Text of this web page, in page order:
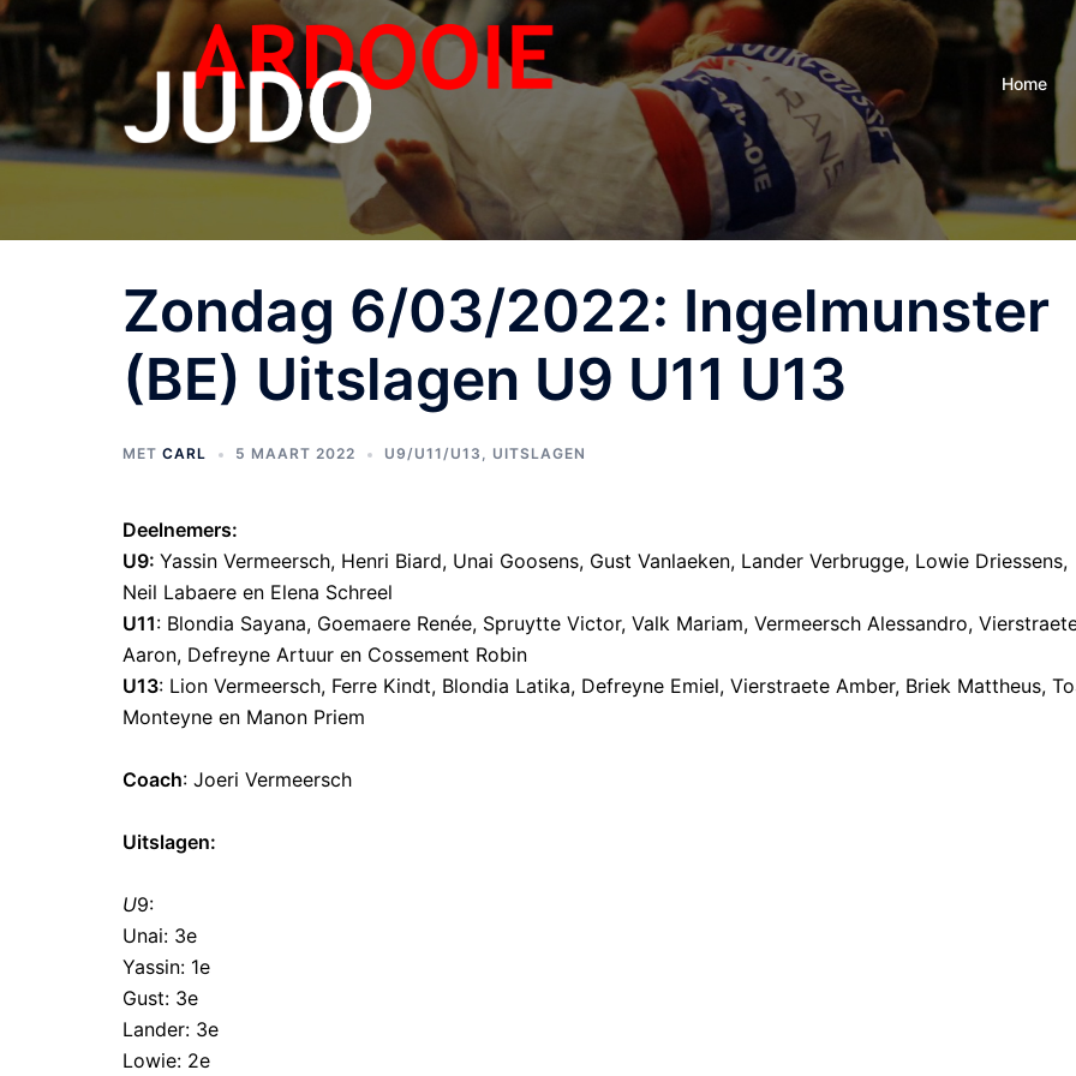
Home
Zondag 6/03/2022: Ingelmunster
(BE) Uitslagen U9 U11 U13
MET CARL 5 MAART 2022 U9/U11/U13 , UITSLAGEN
Deelnemers:
U9: Yassin Vermeersch, Henri Biard, Unai Goosens, Gust Vanlaeken, Lander Verbrugge, Lowie Driessens,
Neil Labaere en Elena Schreel
U11: Blondia Sayana, Goemaere Renée, Spruytte Victor, Valk Mariam, Vermeersch Alessandro,
Aaron, Defreyne Artuur en Cossement Robin
U13: Lion Vermeersch, Ferre Kindt, Blondia Latika, Defreyne Emiel, Vierstraete Amber, Briek Mattheus,
Monteyne en Manon Priem
Coach: Joeri Vermeersch
Uitslagen:
U9:
Unai: 3e
Yassin: 1e
Gust: 3e
Lander: 3e
Lowie: 2e